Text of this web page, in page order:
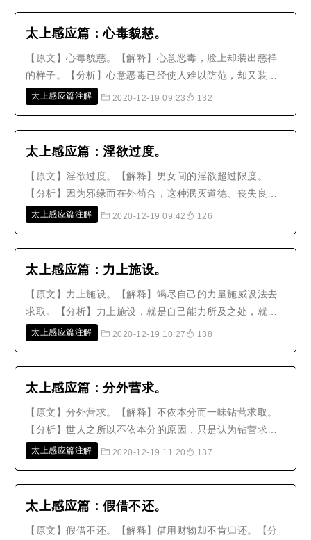
了过多的食物，吃不完的秽食便抛弃..
太上感应篇：心毒貌慈。
【原文】心毒貌慈。【解释】心意恶毒，脸上却装出慈祥
的样子。【分析】心意恶毒已经使人难以防范，却又装出
面貌慈祥的样子，更是令人不可测度！人没有不躲避虎狼
毒，那么他的阴险恶毒比起虎狼蛇蝎..
太上感应篇注解 2020-12-19 09:23 132
太上感应篇：淫欲过度。
【原文】淫欲过度。【解释】男女间的淫欲超过限度。
【分析】因为邪缘而在外茍合，这种泯灭道德、丧失良心
的事，太上固然已经垂诫在前；至于夫妇的正常房事，尤
通，当欲火一动时，就会合聚起来跟著..
太上感应篇注解 2020-12-19 09:42 126
太上感应篇：力上施设。
【原文】力上施设。【解释】竭尽自己的力量施威设法去
求取。【分析】力上施设，就是自己能力所及之处，就尽
力去施展威势，设法达到目的，不再为自己留一点余地，
姓，富贵人家施压设计贫贱的..
太上感应篇注解 2020-12-19 10:27 138
太上感应篇：分外营求。
【原文】分外营求。【解释】不依本分而一味钻营求取。
【分析】世人之所以不依本分的原因，只是认为钻营求取
就会有益罢了！应该思考人生的富贵贫贱都有定数，不容
但毫无益处，而且恐怕会因为妄情..
太上感应篇注解 2020-12-19 11:20 137
太上感应篇​：假借不还。
【原文】假借不还。【解释】借用财物却不肯归还。【分